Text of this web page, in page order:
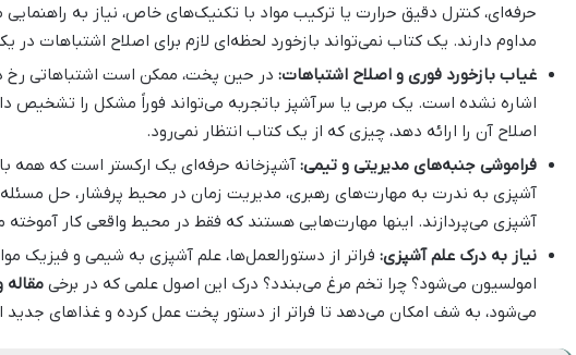
حرفه‌ای، کنترل دقیق حرارت یا ترکیب مواد با تکنیک‌های خاص، نیاز به
مداوم دارند. یک کتاب نمی‌تواند بازخورد لحظه‌ای لازم برای اصلاح اشتباهات
غیاب بازخورد فوری و اصلاح اشتباهات: در حین پخت، ممکن است اشتباهاتی
اشاره نشده است. یک مربی یا سرآشپز باتجربه می‌تواند فوراً مشکل را تشخیص
اصلاح آن را ارائه دهد، چیزی که از یک کتاب انتظار نمی‌رود.
فراموشی جنبه‌های مدیریتی و تیمی: آشپزخانه حرفه‌ای یک ارکستر است که همه
آشپزی به ندرت به مهارت‌های رهبری، مدیریت زمان در محیط پرفشار، حل
آشپزی می‌پردازند. اینها مهارت‌هایی هستند که فقط در محیط واقعی کار آموخته
نیاز به درک علم آشپزی: فراتر از دستورالعمل‌ها، علم آشپزی به شیمی و فیزیک
امولسیون می‌شود؟ چرا تخم مرغ می‌بندد؟ درک این اصول علمی که در برخی
می‌شود، به شف امکان می‌دهد تا فراتر از دستور پخت عمل کرده و غذاهای جدید